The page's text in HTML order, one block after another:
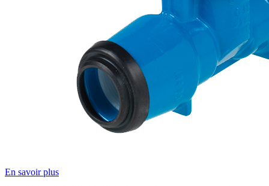
En savoir plus